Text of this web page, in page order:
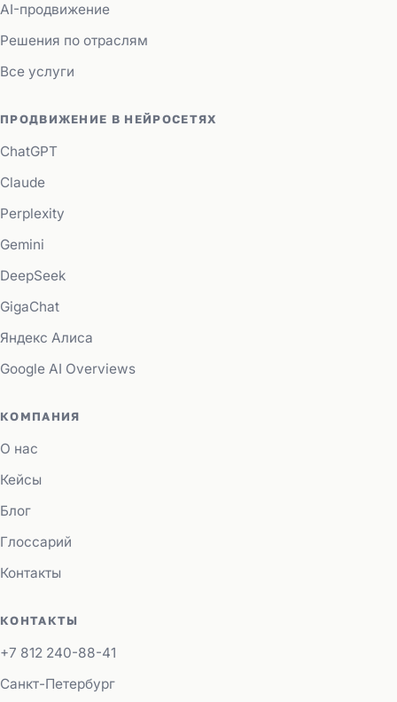
AI-продвижение
Решения по отраслям
Все услуги
ПРОДВИЖЕНИЕ В НЕЙРОСЕТЯХ
ChatGPT
Claude
Perplexity
Gemini
DeepSeek
GigaChat
Яндекс Алиса
Google AI Overviews
КОМПАНИЯ
О нас
Кейсы
Блог
Глоссарий
Контакты
КОНТАКТЫ
+7 812 240-88-41
Санкт-Петербург